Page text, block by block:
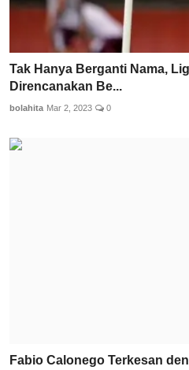
Tak Hanya Berganti Nama,
Direncanakan Be...
bolahita Mar 2, 2023 0
Fabio Calonego Terkesan